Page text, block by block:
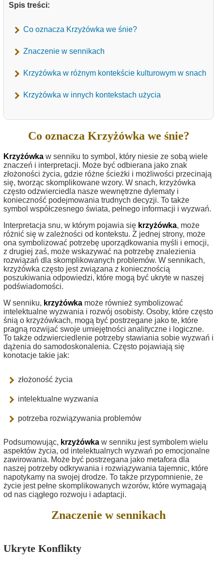
Spis treści:
Co oznacza Krzyżówka we śnie?
Znaczenie w sennikach
Krzyżówka w różnym kontekście kulturowym w snach
Krzyżówka w innych kontekstach użycia
Co oznacza Krzyżówka we śnie?
Krzyżówka w senniku to symbol, który niesie ze sobą wiele
znaczeń i interpretacji. Może być odbierana jako znak
złożoności życia, gdzie różne ścieżki i możliwości przecinają
się, tworząc skomplikowane wzory. W snach, krzyżówka
często odzwierciedla nasze wewnętrzne dylematy i
konieczność podejmowania trudnych decyzji. To także
symbol współczesnego świata, pełnego informacji i wyzwań.
Interpretacja snu, w którym pojawia się krzyżówka, może
różnić się w zależności od kontekstu. Z jednej strony, może
ona symbolizować potrzebę uporządkowania myśli i emocji,
z drugiej zaś, może wskazywać na potrzebę znalezienia
rozwiązań dla skomplikowanych problemów. W sennikach,
krzyżówka często jest związana z koniecznością
poszukiwania odpowiedzi, które mogą być ukryte w naszej
podświadomości.
W senniku, krzyżówka może również symbolizować
intelektualne wyzwania i rozwój osobisty. Osoby, które często
śnią o krzyżówkach, mogą być postrzegane jako te, które
pragną rozwijać swoje umiejętności analityczne i logiczne.
To także odzwierciedlenie potrzeby stawiania sobie wyzwań i
dążenia do samodoskonalenia. Często pojawiają się
konotacje takie jak:
złożoność życia
intelektualne wyzwania
potrzeba rozwiązywania problemów
Podsumowując, krzyżówka w senniku jest symbolem wielu
aspektów życia, od intelektualnych wyzwań po emocjonalne
zawirowania. Może być postrzegana jako metafora dla
naszej potrzeby odkrywania i rozwiązywania tajemnic, które
napotykamy na swojej drodze. To także przypomnienie, że
życie jest pełne skomplikowanych wzorów, które wymagają
od nas ciągłego rozwoju i adaptacji.
Znaczenie w sennikach
Ukryte Konflikty